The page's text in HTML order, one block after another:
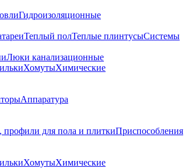
Гидроизоляционные
Теплый полТеплые плинтусыСистемы
Люки канализационные
ХомутыХимические
Аппаратура
для пола и плиткиПриспособления
ХомутыХимические